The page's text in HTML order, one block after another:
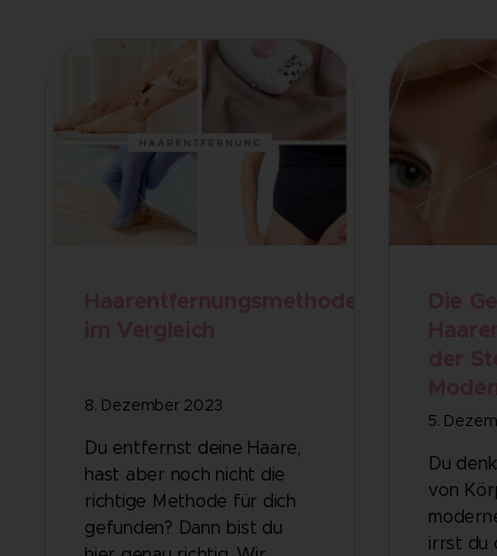
8. Dezember 2023
Du entfernst deine Haare,
hast aber noch nicht die
richtige Methode für dich
gefunden? Dann bist du
5.
Du
von
irrst du